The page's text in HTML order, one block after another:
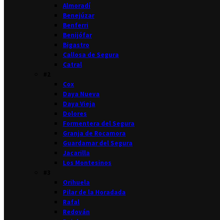
Almoradí
Benejúzar
Benferri
Benijófar
Bigastro
Callosa de Segura
Catral
Cox
Daya Nueva
Daya Vieja
Dolores
Formentera del Segura
Granja de Rocamora
Guardamar del Segura
Jacarilla
Los Montesinos
Orihuela
Pilar de la Horadada
Rafal
Redován